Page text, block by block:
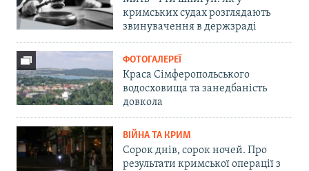
кримських судах розглядають
звинувачення в держзраді
ФОТОГАЛЕРЕЇ
Краса Сімферопольського
водосховища та занедбаність
довкола
ВІЙНА ТА КРИМ
Сорок днів, сорок ночей. Про
результати кримської операції з